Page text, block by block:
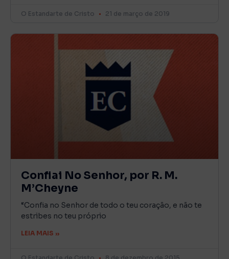
O Estandarte de Cristo 21 de março de 2019
Confiai No Senhor, por R. M.
M’Cheyne
“Confia no Senhor de todo o teu coração, e não te
estribes no teu próprio
LEIA MAIS »